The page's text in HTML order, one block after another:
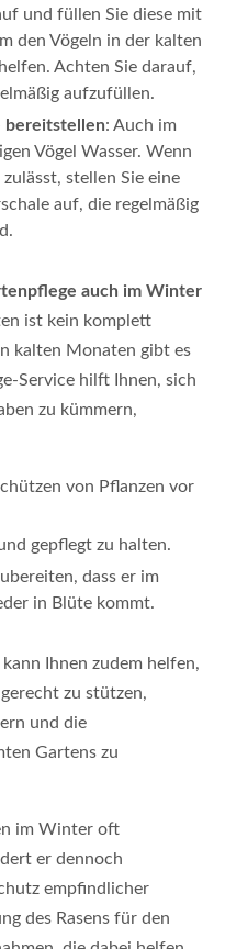
und füllen Sie diese mit
den Vögeln in der kalten
Achten Sie darauf,
aufzufüllen.
bereitstellen: Auch im
Vögel Wasser. Wenn
stellen Sie eine
auf, die regelmäßig
auch im Winter
ist kein komplett
kalten Monaten gibt es
Service hilft Ihnen, sich
zu kümmern,
von Pflanzen vor
gepflegt zu halten.
dass er im
in Blüte kommt.
Ihnen zudem helfen,
zu stützen,
und die
Gartens zu
im Winter oft
er dennoch
empfindlicher
des Rasens für den